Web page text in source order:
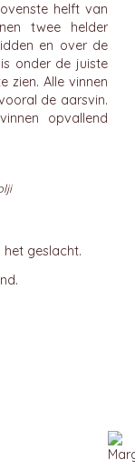
helft van
twee helder
en over de
onder de juiste
zien. Alle vinnen
de aarsvin.
opvallend
geslacht.